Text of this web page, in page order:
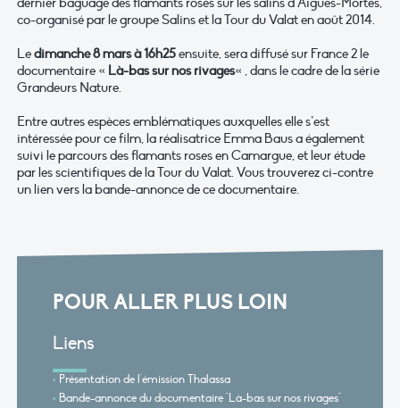
co-organisé par le groupe Salins et la Tour du Valat en août 2014.
Ledimanche 8 mars à 16h25ensuite, sera diffusé sur France 2 le
documentaire « Là-bas sur nos rivages« , dans le cadre de la série
Grandeurs Nature.
Entre autres espèces emblématiques auxquelles elle s’est
intéressée pour ce film, la réalisatrice Emma Baus a également
suivi le parcours des flamants roses en Camargue, et leur étude
par les scientifiques de la Tour du Valat. Vous trouverez ci-contre
un lien vers la bande-annonce de ce documentaire.
POUR ALLER PLUS LOIN
Liens
Présentation de l'émission Thalassa
Bande-annonce du documentaire "Là-bas sur nos rivages"